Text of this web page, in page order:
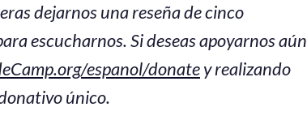
dejarnos una reseña de cinco
escucharnos. Si deseas apoyarnos aún
espanol/donatey realizando
único.